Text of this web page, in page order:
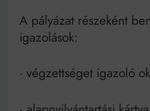
A pályázat részeként
igazolások:
· végzettséget igazoló